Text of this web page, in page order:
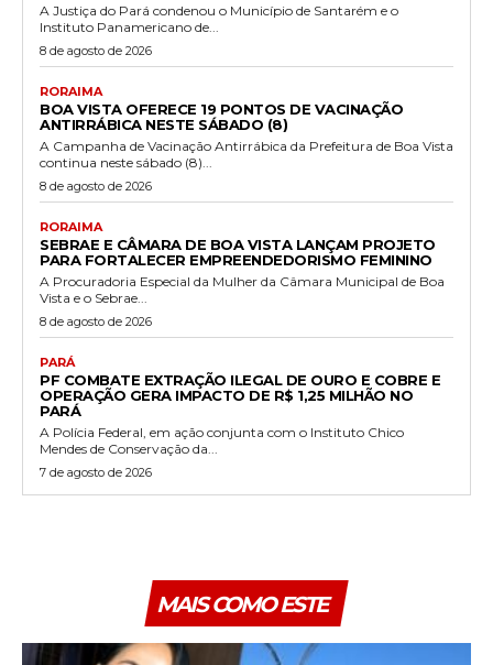
A Justiça do Pará condenou o Município de Santarém e o
Instituto Panamericano de...
8 de agosto de 2026
RORAIMA
BOA VISTA OFERECE 19 PONTOS DE VACINAÇÃO
ANTIRRÁBICA NESTE SÁBADO (8)
A Campanha de Vacinação Antirrábica da Prefeitura de Boa Vista
continua neste sábado (8)...
8 de agosto de 2026
RORAIMA
SEBRAE E CÂMARA DE BOA VISTA LANÇAM PROJETO
PARA FORTALECER EMPREENDEDORISMO FEMININO
A Procuradoria Especial da Mulher da Câmara Municipal de Boa
Vista e o Sebrae...
8 de agosto de 2026
PARÁ
PF COMBATE EXTRAÇÃO ILEGAL DE OURO E COBRE E
OPERAÇÃO GERA IMPACTO DE R$ 1,25 MILHÃO NO
PARÁ
A Polícia Federal, em ação conjunta com o Instituto Chico
Mendes de Conservação da...
7 de agosto de 2026
MAIS COMO ESTE